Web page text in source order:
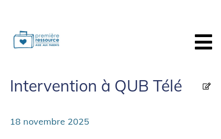
Intervention à QUB Télé
18 novembre 2025